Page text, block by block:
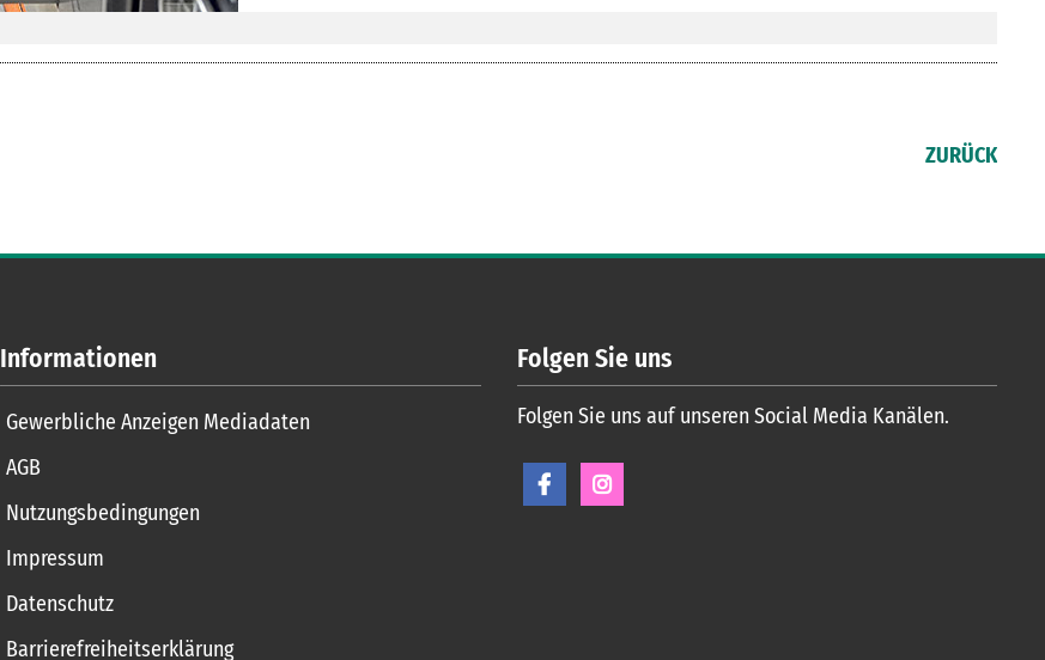
ZURÜCK
Informationen
Gewerbliche Anzeigen Mediadaten
AGB
Nutzungsbedingungen
Impressum
Datenschutz
Barrierefreiheitserklärung
Folgen Sie uns
Folgen Sie uns auf unseren Social Media Kanälen.